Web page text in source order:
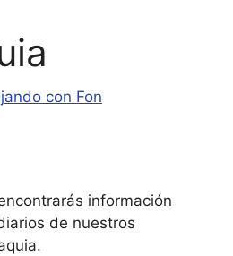
con Fon
información
de nuestros